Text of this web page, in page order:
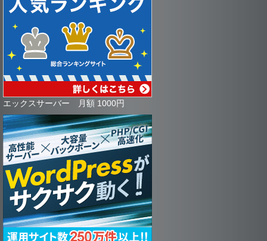
エックスサーバー 月額 1000円